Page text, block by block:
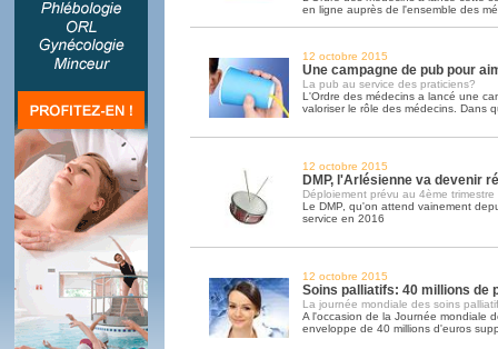
en ligne auprès de l'ensemble des
12 octobre 2015
Une campagne de pub pour
La pub au service des praticiens?
L'Ordre des médecins a lancé une
valoriser le rôle des médecins. Dans
12 octobre 2015
DMP, l'Arlésienne va devenir
Déploiement prévu au 4ème trimestre
Le DMP, qu'on attend vainement
service en 2016
12 octobre 2015
Soins palliatifs: 40 millions de
La journée mondiale des soins
A l'occasion de la Journée mondiale
enveloppe de 40 millions d'euros